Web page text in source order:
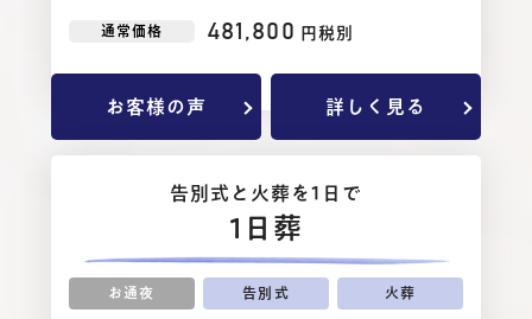
通常価格 481,800 円税別
お客様の声 詳しく見る
告別式と⽕葬を1⽇で
1日葬
お通夜 告別式 火葬